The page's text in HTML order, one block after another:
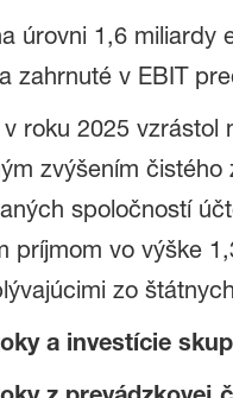
úrovni 1,6 miliardy
zahrnuté v EBIT
roku 2025 vzrástol
zvýšením
spoločností
príjmom vo výške
zo
a investície